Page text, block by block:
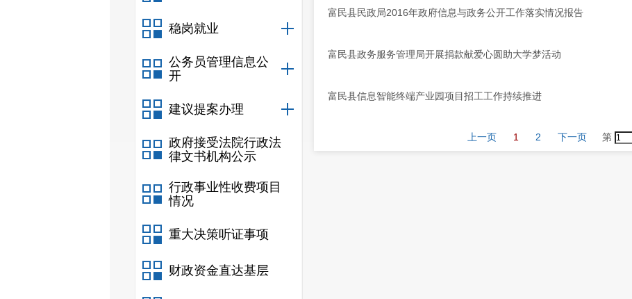
稳岗就业
公务员管理信息公
开
建议提案办理
政府接受法院行政法
律文书机构公示
行政事业性收费项目
情况
重大决策听证事项
财政资金直达基层
富民县民政局2016年政府信息与政务公开工作落实情况报告
富民县政务服务管理局开展捐款献爱心圆助大学梦活动
富民县信息智能终端产业园项目招工工作持续推进
上一页 1 2 下一页 第